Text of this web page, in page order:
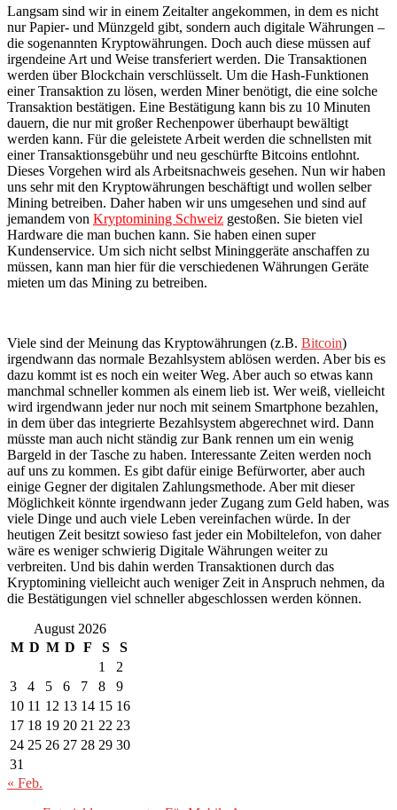
Langsam sind wir in einem Zeitalter angekommen, in dem es nicht
nur Papier- und Münzgeld gibt, sondern auch digitale Währungen –
die sogenannten Kryptowährungen. Doch auch diese müssen auf
irgendeine Art und Weise transferiert werden. Die Transaktionen
werden über Blockchain verschlüsselt. Um die Hash-Funktionen
einer Transaktion zu lösen, werden Miner benötigt, die eine solche
Transaktion bestätigen. Eine Bestätigung kann bis zu 10 Minuten
dauern, die nur mit großer Rechenpower überhaupt bewältigt
werden kann. Für die geleistete Arbeit werden die schnellsten mit
einer Transaktionsgebühr und neu geschürfte Bitcoins entlohnt.
Dieses Vorgehen wird als Arbeitsnachweis gesehen. Nun wir haben
uns sehr mit den Kryptowährungen beschäftigt und wollen selber
Mining betreiben. Daher haben wir uns umgesehen und sind auf
jemandem von Kryptomining Schweiz gestoßen. Sie bieten viel
Hardware die man buchen kann. Sie haben einen super
Kundenservice. Um sich nicht selbst Mininggeräte anschaffen zu
müssen, kann man hier für die verschiedenen Währungen Geräte
mieten um das Mining zu betreiben.
Viele sind der Meinung das Kryptowährungen (z.B. Bitcoin)
irgendwann das normale Bezahlsystem ablösen werden. Aber bis es
dazu kommt ist es noch ein weiter Weg. Aber auch so etwas kann
manchmal schneller kommen als einem lieb ist. Wer weiß, vielleicht
wird irgendwann jeder nur noch mit seinem Smartphone bezahlen,
in dem über das integrierte Bezahlsystem abgerechnet wird. Dann
müsste man auch nicht ständig zur Bank rennen um ein wenig
Bargeld in der Tasche zu haben. Interessante Zeiten werden noch
auf uns zu kommen. Es gibt dafür einige Befürworter, aber auch
einige Gegner der digitalen Zahlungsmethode. Aber mit dieser
Möglichkeit könnte irgendwann jeder Zugang zum Geld haben, was
viele Dinge und auch viele Leben vereinfachen würde. In der
heutigen Zeit besitzt sowieso fast jeder ein Mobiltelefon, von daher
wäre es weniger schwierig Digitale Währungen weiter zu
verbreiten. Und bis dahin werden Transaktionen durch das
Kryptomining vielleicht auch weniger Zeit in Anspruch nehmen, da
die Bestätigungen viel schneller abgeschlossen werden können.
August 2026
M D M D F S
S
1
2
3
4 5 6 7 8
9
10 11 12 13 14 15 16
17 18 19 20 21 22 23
24 25 26 27 28 29 30
31
« Feb.